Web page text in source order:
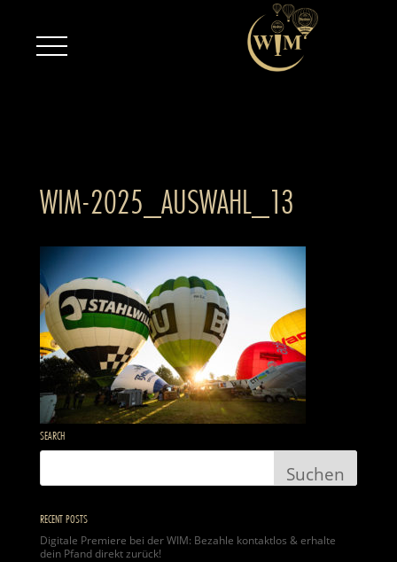
WIM-2025_AUSWAHL_13
SEARCH
RECENT POSTS
Digitale Premiere bei der WIM: Bezahle kontaktlos & erhalte
dein Pfand direkt zurück!